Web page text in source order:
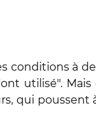
conditions à
utilisé".
qui